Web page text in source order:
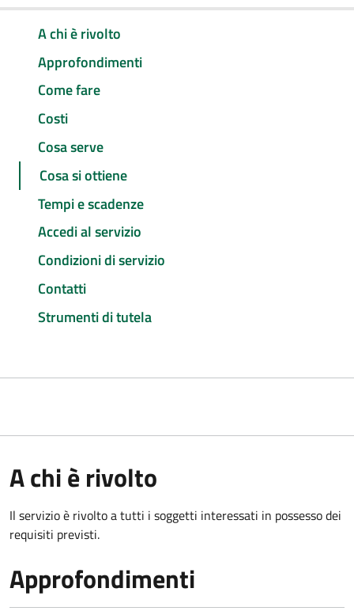
A chi è rivolto
Approfondimenti
Come fare
Costi
Cosa serve
Cosa si ottiene
Tempi e scadenze
Accedi al servizio
Condizioni di servizio
Contatti
Strumenti di tutela
A chi è rivolto
Il servizio è rivolto a tutti i soggetti interessati in possesso dei
requisiti previsti.
Approfondimenti